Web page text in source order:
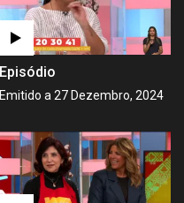
Episódio
Emitido a 27 Dezembro, 2024